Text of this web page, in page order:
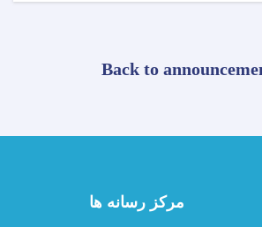
Back to
مرکز رسانه ها